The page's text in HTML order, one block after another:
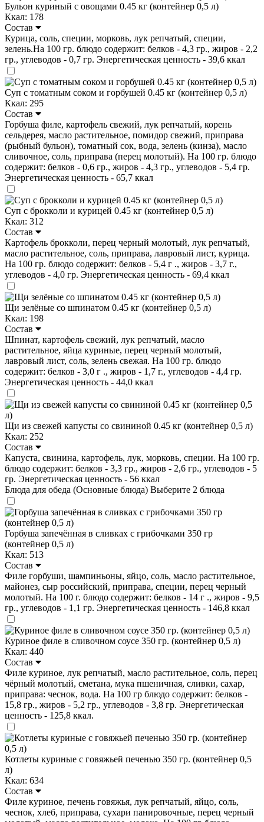
Бульон куриный с овощами 0.45 кг (контейнер 0,5 л)
Ккал: 178
Состав
Курица, соль, специи, морковь, лук репчатый, специи,
зелень.На 100 гр. блюдо содержит: белков - 4,3 гр., жиров - 2,2
гр., углеводов - 0,7 гр. Энергетическая ценность - 39,6 ккал
Суп с томатным соком и горбушей 0.45 кг (контейнер 0,5 л)
Ккал: 295
Состав
Горбуша филе, картофель свежий, лук репчатый, корень
сельдерея, масло растительное, помидор свежий, приправа
(рыбный бульон), томатный сок, вода, зелень (кинза), масло
сливочное, соль, приправа (перец молотый). На 100 гр. блюдо
содержит: белков - 0,6 гр., жиров - 4,3 гр., углеводов - 5,4 гр.
Энергетическая ценность - 65,7 ккал
Суп с брокколи и курицей 0.45 кг (контейнер 0,5 л)
Ккал: 312
Состав
Картофель брокколи, перец черный молотый, лук репчатый,
масло растительное, соль, приправа, лавровый лист, курица.
На 100 гр. блюдо содержит: белков - 5,4 г ., жиров - 3,7 г.,
углеводов - 4,0 гр. Энергетическая ценность - 69,4 ккал
Щи зелёные со шпинатом 0.45 кг (контейнер 0,5 л)
Ккал: 198
Состав
Шпинат, картофель свежий, лук репчатый, масло
растительное, яйца куриные, перец черный молотый,
лавровый лист, соль, зелень свежая. На 100 гр. блюдо
содержит: белков - 3,0 г ., жиров - 1,7 г., углеводов - 4,4 гр.
Энергетическая ценность - 44,0 ккал
Щи из свежей капусты со свининой 0.45 кг (контейнер 0,5 л)
Ккал: 252
Состав
Капуста, свинина, картофель, лук, морковь, специи. На 100 гр.
блюдо содержит: белков - 3,3 гр., жиров - 2,6 гр., углеводов - 5
гр. Энергетическая ценность - 56 ккал
Блюда для обеда (Основные блюда) Выберите 2 блюда
Горбуша запечённая в сливках с грибочками 350 гр
(контейнер 0,5 л)
Ккал: 513
Состав
Филе горбуши, шампиньоны, яйцо, соль, масло растительное,
майонез, сыр российский, приправа, специи, перец черный
молотый. На 100 г. блюдо содержит: белков - 14 г ., жиров - 9,5
гр., углеводов - 1,1 гр. Энергетическая ценность - 146,8 ккал
Куриное филе в сливочном соусе 350 гр. (контейнер 0,5 л)
Ккал: 440
Состав
Филе куриное, лук репчатый, масло растительное, соль, перец
чёрный молотый, сметана, мука пшеничная, сливки, сахар,
приправа: чеснок, вода. На 100 гр блюдо содержит: белков -
15,8 гр., жиров - 5,2 гр., углеводов - 3,8 гр. Энергетическая
ценность - 125,8 ккал.
Котлеты куриные с говяжьей печенью 350 гр. (контейнер 0,5
л)
Ккал: 634
Состав
Филе куриное, печень говяжья, лук репчатый, яйцо, соль,
чеснок, хлеб, приправа, сухари панировочные, перец черный